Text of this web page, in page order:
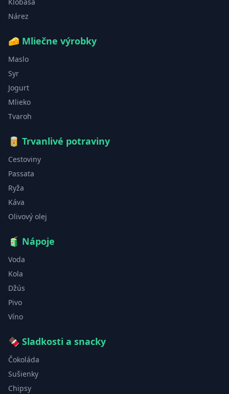
Nárez
🧀 Mliečne výrobky
Maslo
Syr
Jogurt
Mlieko
Tvaroh
🥫 Trvanlivé potraviny
Cestoviny
Passata
Ryža
Káva
Olivový olej
🧃 Nápoje
Voda
Kola
Džús
Pivo
Víno
🍫 Sladkosti a snacky
Čokoláda
Sušienky
Chipsy